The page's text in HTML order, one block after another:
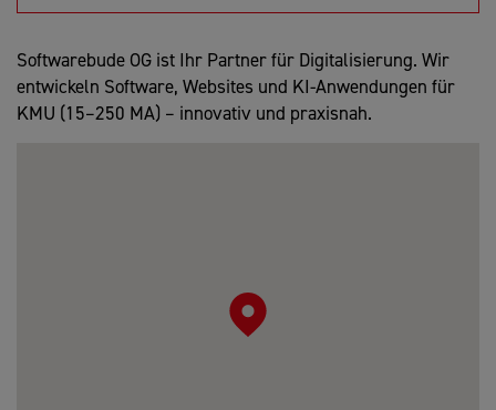
Softwarebude OG ist Ihr Partner für Digitalisierung. Wir
entwickeln Software, Websites und KI-Anwendungen für
KMU (15–250 MA) – innovativ und praxisnah.